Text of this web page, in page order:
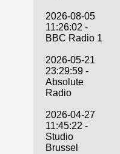
2026-08-05
11:26:02 -
BBC Radio 1
2026-05-21
23:29:59 -
Absolute
Radio
2026-04-27
11:45:22 -
Studio
Brussel